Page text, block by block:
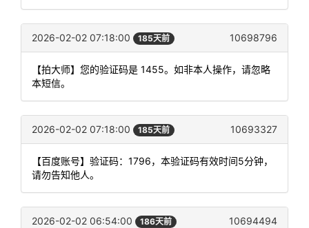
2026-02-02 07:18:00 185天前 10698796
【拍大师】您的验证码是 1455。如非本人操作，请忽略
本短信。
2026-02-02 07:18:00 185天前 10693327
【百度账号】验证码：1796，本验证码有效时间5分钟，
请勿告知他人。
2026-02-02 06:54:00 186天前 10694494